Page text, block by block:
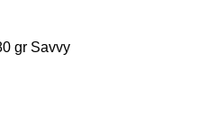
gr Savvy